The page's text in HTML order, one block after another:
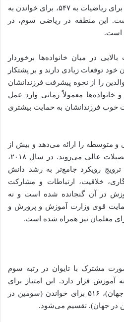
پرورش قرار گرفت. این امتیاز برای ریاضیات به ۵۴۷، برای خواندن به
و برای علوم به ۵۳۷ است. این منطقه در ریاضی سوم، در
است.
در میان خانواده‌ها برخوردار
خود توقعات زیادی دارند و بر پشتکار
را از نحوه پیشرفت فرزندانشان
خانواده‌ها معمولاً زمانی وارد عمل
فرزندانشان به حمایت بیشتری
و متوسطه را ارائه می‌دهد و بیش از
۸۰ درصد دانش آموزان به تحصیلات عالی می‌روند. در سال ۲۰۱۸،
رویکرد جامع‌تر به رشد دانش
خلاقیت، ارتباطات و مشارکت
در آن گنجانده شده است و نه
قوی وزارت آموزش و پرورش و
معلمان نیز همراه شده است.
امتیاز کلی ۵۳۳ به صورت مشترک با تایوان در رتبه سوم
آموزش قرار دارد. این امتیاز برای
ریاضیات به ۵۳۶ (پنجمین در جهان)، ۵۱۶ برای خواندن (سومین در